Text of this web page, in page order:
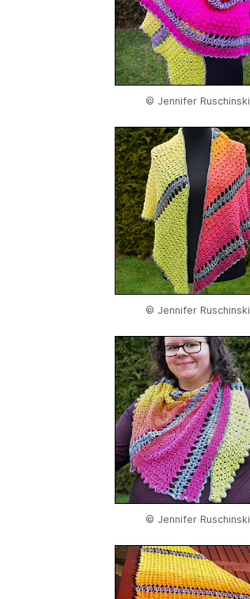
© Jennifer Ruschinski
© Jennifer Ruschinski
© Jennifer Ruschinski